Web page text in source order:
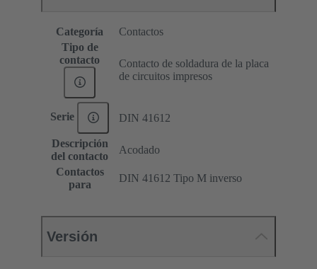
Categoría
Contactos
Tipo de
contacto
Contacto de soldadura de la placa
de circuitos impresos
Serie DIN 41612
Descripción
del contacto
Acodado
Contactos
para
DIN 41612 Tipo M inverso
Versión